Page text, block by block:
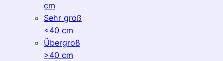
cm
Sehr groß
<40 cm
Übergroß
>40 cm